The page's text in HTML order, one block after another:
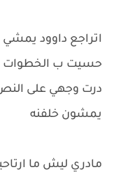
اتراجع داوود يمشي
حسيت ب الخطوات
درت وجهي على
يمشون خلفنه
مادري ليش ما